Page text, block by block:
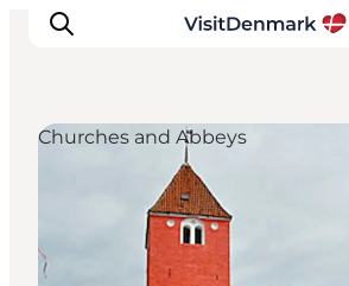
Inspirations
Destinations
Quoi faire
Churches and Abbeys